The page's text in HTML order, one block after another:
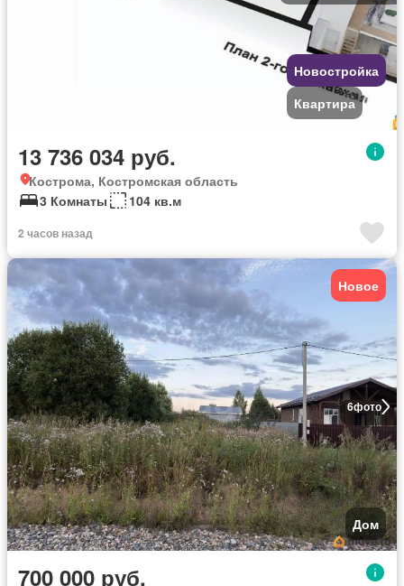
Новостройка
Квартира
13 736 034 руб.
Кострома, Костромская область
3 Комнаты
104 кв.м
2 часов назад
6фото
Новое
Дом
700 000 руб.